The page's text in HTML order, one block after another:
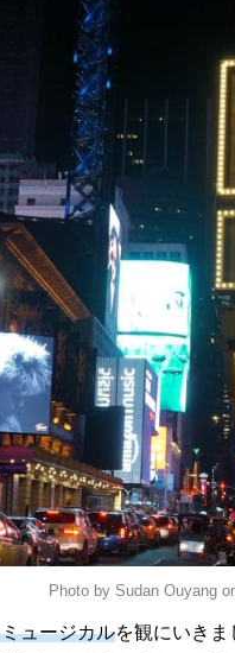
Photo by Sudan Ouyang
ュージカルを観にいきま